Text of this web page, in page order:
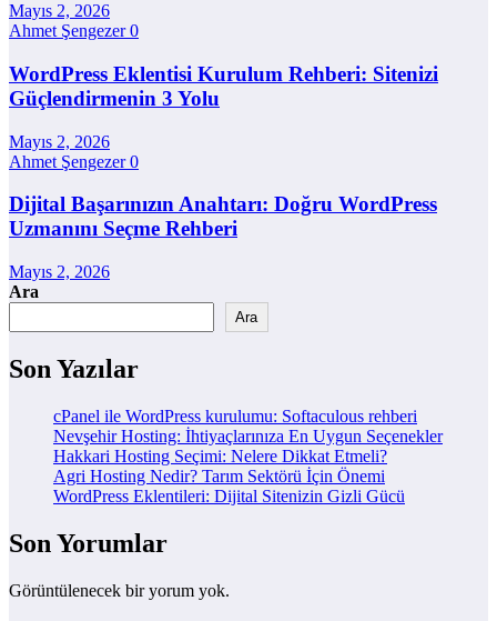
Mayıs 2, 2026
Ahmet Şengezer0
WordPress Eklentisi Kurulum Rehberi: Sitenizi
Güçlendirmenin 3 Yolu
Mayıs 2, 2026
Ahmet Şengezer0
Dijital Başarınızın Anahtarı: Doğru WordPress
Uzmanını Seçme Rehberi
Mayıs 2, 2026
Ara
Ara
Son Yazılar
cPanel ile WordPress kurulumu: Softaculous rehberi
Nevşehir Hosting: İhtiyaçlarınıza En Uygun Seçenekler
Hakkari Hosting Seçimi: Nelere Dikkat Etmeli?
Agri Hosting Nedir? Tarım Sektörü İçin Önemi
WordPress Eklentileri: Dijital Sitenizin Gizli Gücü
Son Yorumlar
Görüntülenecek bir yorum yok.